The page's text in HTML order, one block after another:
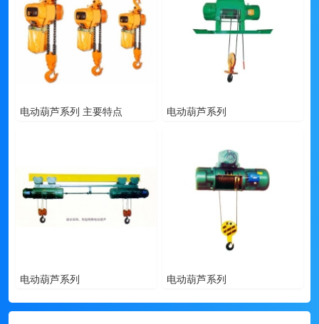
电动葫芦系列 主要特点 电动葫芦系列
电动葫芦系列 电动葫芦系列